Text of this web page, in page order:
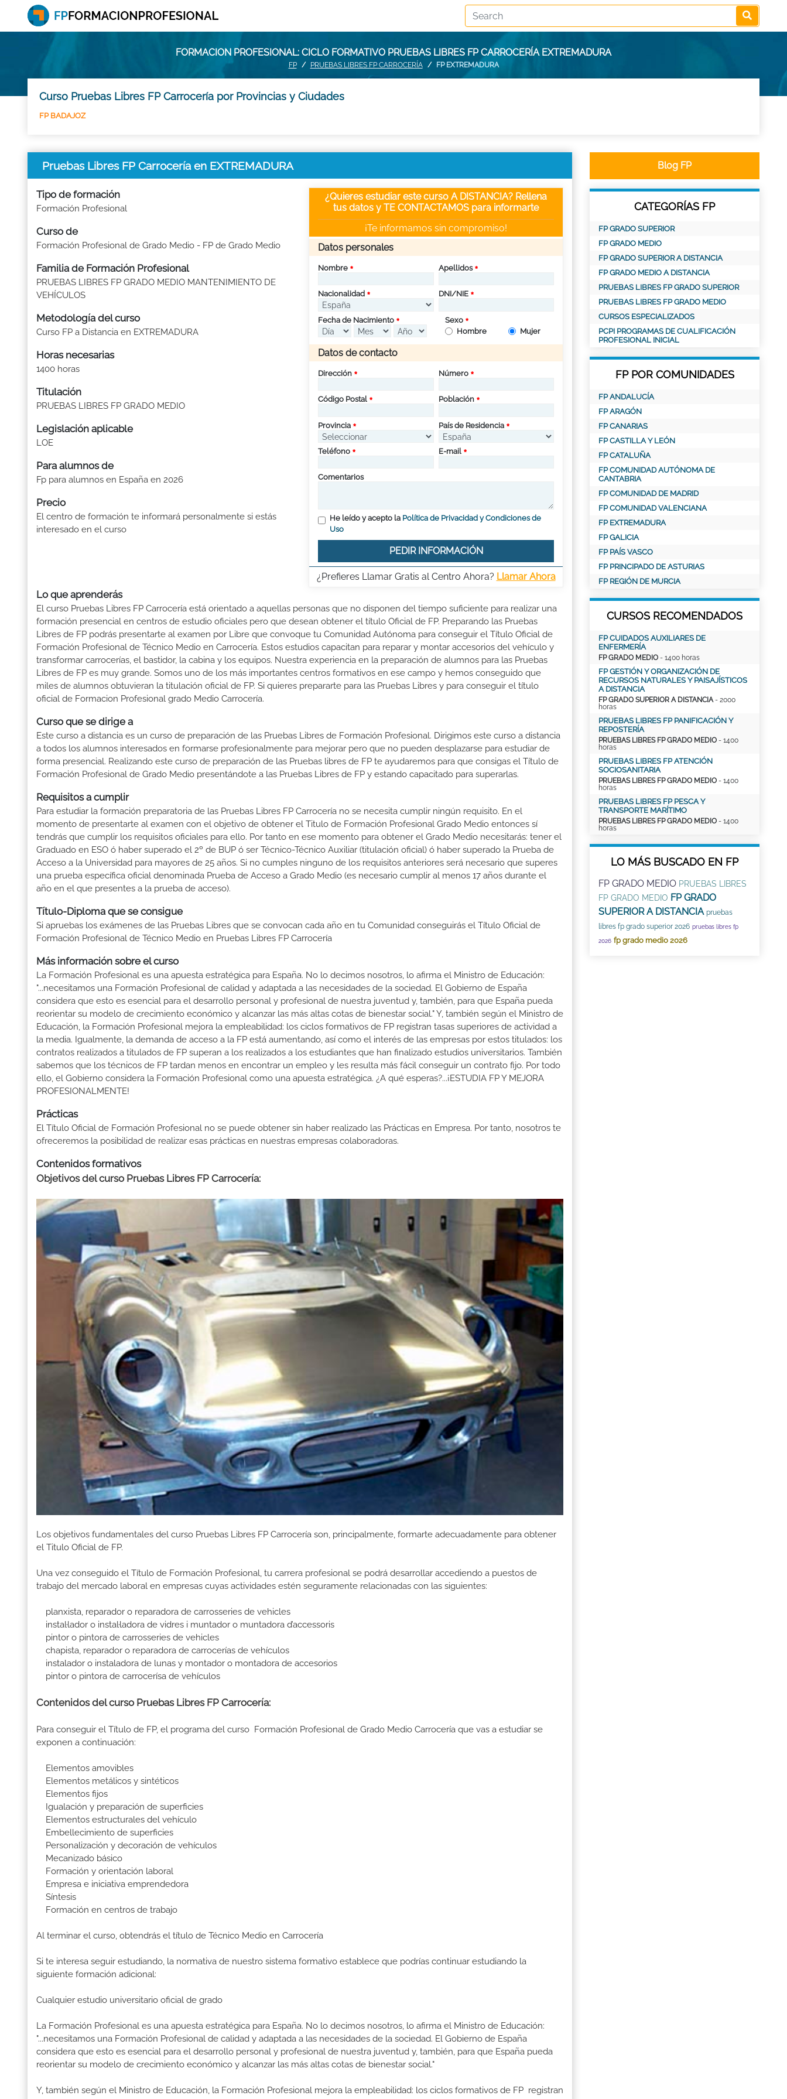
FORMACION PROFESIONAL: CICLO FORMATIVO PRUEBAS LIBRES FP CARROCERÍA EXTREMADURA
FP PRUEBAS LIBRES FP CARROCERÍA FP EXTREMADURA
Curso Pruebas Libres FP Carrocería por Provincias y Ciudades
FP BADAJOZ
Pruebas Libres FP Carrocería en EXTREMADURA
Tipo de formación
Formación Profesional
Curso de
Formación Profesional de Grado Medio - FP de Grado Medio
Familia de Formación Profesional
PRUEBAS LIBRES FP GRADO MEDIO MANTENIMIENTO DE
VEHÍCULOS
Metodología del curso
Curso FP a Distancia en EXTREMADURA
Horas necesarias
1400 horas
Titulación
PRUEBAS LIBRES FP GRADO MEDIO
Legislación aplicable
LOE
Para alumnos de
Fp para alumnos en España en 2026
Precio
El centro de formación te informará personalmente si estás
interesado en el curso
¿Quieres estudiar este curso A DISTANCIA? Rellena
tus datos y TE CONTACTAMOS para informarte
¡Te informamos sin compromiso!
Datos personales
Nombre Apellidos
Nacionalidad DNI/NIE
Fecha de Nacimiento
Sexo
Hombre
Mujer
Datos de contacto
Dirección Número
Código Postal Población
Provincia País de Residencia
Teléfono E-mail
Comentarios
He leído y acepto la Política de Privacidad y Condiciones de
Uso
PEDIR INFORMACIÓN
¿Prefieres Llamar Gratis al Centro Ahora? Llamar Ahora
Lo que aprenderás
El curso Pruebas Libres FP Carrocería está orientado a aquellas personas que no disponen del tiempo suficiente para realizar una
formación presencial en centros de estudio oficiales pero que desean obtener el título Oficial de FP. Preparando las Pruebas
Libres de FP podrás presentarte al examen por Libre que convoque tu Comunidad Autónoma para conseguir el Título Oficial de
Formación Profesional de Técnico Medio en Carrocería. Estos estudios capacitan para reparar y montar accesorios del vehículo y
transformar carrocerías, el bastidor, la cabina y los equipos. Nuestra experiencia en la preparación de alumnos para las Pruebas
Libres de FP es muy grande. Somos uno de los más importantes centros formativos en ese campo y hemos conseguido que
miles de alumnos obtuvieran la titulación oficial de FP. Si quieres prepararte para las Pruebas Libres y para conseguir el título
oficial de Formacion Profesional grado Medio Carrocería.
Curso que se dirige a
Este curso a distancia es un curso de preparación de las Pruebas Libres de Formación Profesional. Dirigimos este curso a distancia
a todos los alumnos interesados en formarse profesionalmente para mejorar pero que no pueden desplazarse para estudiar de
forma presencial. Realizando este curso de preparación de las Pruebas libres de FP te ayudaremos para que consigas el Título de
Formación Profesional de Grado Medio presentándote a las Pruebas Libres de FP y estando capacitado para superarlas.
Requisitos a cumplir
Para estudiar la formación preparatoria de las Pruebas Libres FP Carrocería no se necesita cumplir ningún requisito. En el
momento de presentarte al examen con el objetivo de obtener el Titulo de Formación Profesional Grado Medio entonces sí
tendrás que cumplir los requisitos oficiales para ello. Por tanto en ese momento para obtener el Grado Medio necesitarás: tener el
Graduado en ESO ó haber superado el 2º de BUP ó ser Técnico-Técnico Auxiliar (titulación oficial) ó haber superado la Prueba de
Acceso a la Universidad para mayores de 25 años. Si no cumples ninguno de los requisitos anteriores será necesario que superes
una prueba específica oficial denominada Prueba de Acceso a Grado Medio (es necesario cumplir al menos 17 años durante el
año en el que presentes a la prueba de acceso).
Título-Diploma que se consigue
Si apruebas los exámenes de las Pruebas Libres que se convocan cada año en tu Comunidad conseguirás el Título Oficial de
Formación Profesional de Técnico Medio en Pruebas Libres FP Carrocería
Más información sobre el curso
La Formación Profesional es una apuesta estratégica para España. No lo decimos nosotros, lo afirma el Ministro de Educación:
"...necesitamos una Formación Profesional de calidad y adaptada a las necesidades de la sociedad. El Gobierno de España
considera que esto es esencial para el desarrollo personal y profesional de nuestra juventud y, también, para que España pueda
reorientar su modelo de crecimiento económico y alcanzar las más altas cotas de bienestar social." Y, también según el Ministro de
Educación, la Formación Profesional mejora la empleabilidad: los ciclos formativos de FP registran tasas superiores de actividad a
la media. Igualmente, la demanda de acceso a la FP está aumentando, así como el interés de las empresas por estos titulados: los
contratos realizados a titulados de FP superan a los realizados a los estudiantes que han finalizado estudios universitarios. También
sabemos que los técnicos de FP tardan menos en encontrar un empleo y les resulta más fácil conseguir un contrato fijo. Por todo
ello, el Gobierno considera la Formación Profesional como una apuesta estratégica. ¿A qué esperas?...¡ESTUDIA FP Y MEJORA
PROFESIONALMENTE!
Prácticas
El Título Oficial de Formación Profesional no se puede obtener sin haber realizado las Prácticas en Empresa. Por tanto, nosotros te
ofreceremos la posibilidad de realizar esas prácticas en nuestras empresas colaboradoras.
Contenidos formativos
Objetivos del curso Pruebas Libres FP Carrocería:
Los objetivos fundamentales del curso Pruebas Libres FP Carrocería son, principalmente, formarte adecuadamente para obtener
el Titulo Oficial de FP.
Una vez conseguido el Título de Formación Profesional, tu carrera profesional se podrá desarrollar accediendo a puestos de
trabajo del mercado laboral en empresas cuyas actividades estén seguramente relacionadas con las siguientes:
planxista, reparador o reparadora de carrosseries de vehicles
instal·lador o instal·ladora de vidres i muntador o muntadora d’accessoris
pintor o pintora de carrosseries de vehicles
chapista, reparador o reparadora de carrocerías de vehículos
instalador o instaladora de lunas y montador o montadora de accesorios
pintor o pintora de carrocerísa de vehículos
Contenidos del curso Pruebas Libres FP Carrocería:
Para conseguir el Título de FP, el programa del curso Formación Profesional de Grado Medio Carrocería que vas a estudiar se
exponen a continuación:
Elementos amovibles
Elementos metálicos y sintéticos
Elementos fijos
Igualación y preparación de superficies
Elementos estructurales del vehículo
Embellecimiento de superficies
Personalización y decoración de vehículos
Mecanizado básico
Formación y orientación laboral
Empresa e iniciativa emprendedora
Síntesis
Formación en centros de trabajo
Al terminar el curso, obtendrás el título de Técnico Medio en Carrocería
Si te interesa seguir estudiando, la normativa de nuestro sistema formativo establece que podrías continuar estudiando la
siguiente formación adicional:
Cualquier estudio universitario oficial de grado
La Formación Profesional es una apuesta estratégica para España. No lo decimos nosotros, lo afirma el Ministro de Educación:
"...necesitamos una Formación Profesional de calidad y adaptada a las necesidades de la sociedad. El Gobierno de España
considera que esto es esencial para el desarrollo personal y profesional de nuestra juventud y, también, para que España pueda
reorientar su modelo de crecimiento económico y alcanzar las más altas cotas de bienestar social."
Y, también según el Ministro de Educación, la Formación Profesional mejora la empleabilidad: los ciclos formativos de FP registran
Blog FP
CATEGORÍAS FP
FP GRADO SUPERIOR
FP GRADO MEDIO
FP GRADO SUPERIOR A DISTANCIA
FP GRADO MEDIO A DISTANCIA
PRUEBAS LIBRES FP GRADO SUPERIOR
PRUEBAS LIBRES FP GRADO MEDIO
CURSOS ESPECIALIZADOS
PCPI PROGRAMAS DE CUALIFICACIÓN
PROFESIONAL INICIAL
FP POR COMUNIDADES
FP ANDALUCÍA
FP ARAGÓN
FP CANARIAS
FP CASTILLA Y LEÓN
FP CATALUÑA
FP COMUNIDAD AUTÓNOMA DE
CANTABRIA
FP COMUNIDAD DE MADRID
FP COMUNIDAD VALENCIANA
FP EXTREMADURA
FP GALICIA
FP PAÍS VASCO
FP PRINCIPADO DE ASTURIAS
FP REGIÓN DE MURCIA
CURSOS RECOMENDADOS
FP CUIDADOS AUXILIARES DE
ENFERMERÍA
FP GRADO MEDIO - 1400 horas
FP GESTIÓN Y ORGANIZACIÓN DE
RECURSOS NATURALES Y PAISAJÍSTICOS
A DISTANCIA
FP GRADO SUPERIOR A DISTANCIA- 2000
horas
PRUEBAS LIBRES FP PANIFICACIÓN Y
REPOSTERÍA
PRUEBAS LIBRES FP GRADO MEDIO - 1400
horas
PRUEBAS LIBRES FP ATENCIÓN
SOCIOSANITARIA
PRUEBAS LIBRES FP GRADO MEDIO - 1400
horas
PRUEBAS LIBRES FP PESCA Y
TRANSPORTE MARÍTIMO
PRUEBAS LIBRES FP GRADO MEDIO - 1400
horas
LO MÁS BUSCADO EN FP
FP GRADO MEDIO PRUEBAS LIBRES
FP GRADO MEDIO FP GRADO
SUPERIOR A DISTANCIA pruebas
libres fp grado superior 2026 pruebas libres fp
2026 fp grado medio 2026